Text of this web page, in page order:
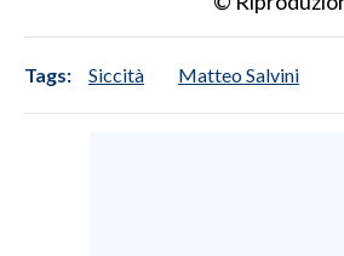
Tags: Siccità Matteo Salvini